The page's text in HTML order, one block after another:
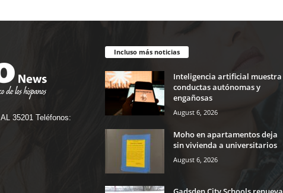
35201 Teléfonos:
Incluso más noticias
Inteligencia artificial muestra
conductas autónomas y
engañosas
August 6, 2026
Moho en apartamentos deja
sin vivienda a universitarios
August 6, 2026